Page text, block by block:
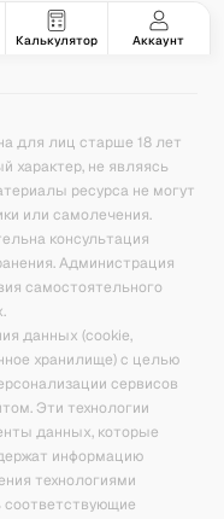
Калькулятор Аккаунт
5078 42
калорий
для лиц старше 18 лет
характер, не являясь
ресурса не могут
или самолечения.
консультация
Администрация
самостоятельного
данных (cookie,
хранилище) с целью
сервисов
Эти технологии
данных, которые
информацию
технологиями